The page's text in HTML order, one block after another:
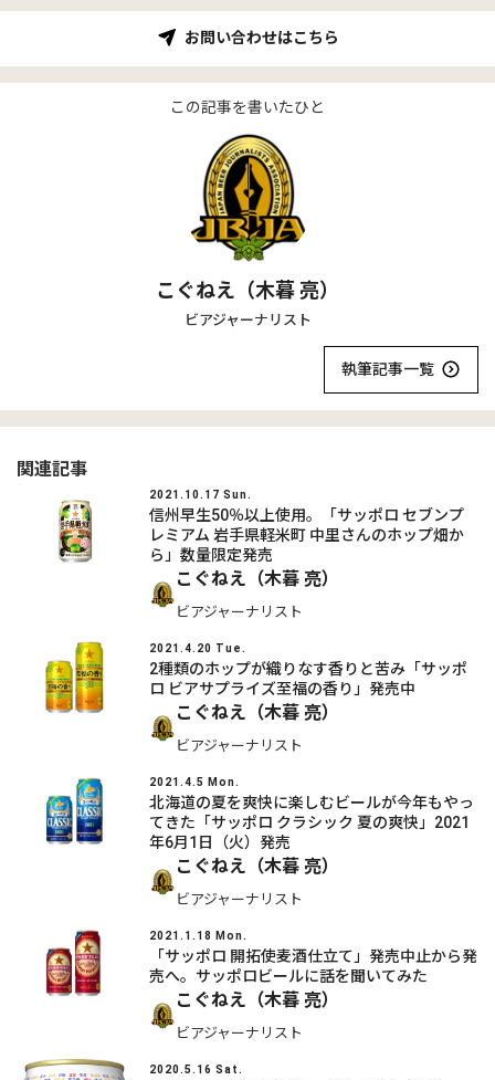
お問い合わせはこちら
この記事を書いたひと
こぐねえ（木暮 亮）
ビアジャーナリスト
執筆記事一覧
関連記事
2021.10.17 Sun.
信州早生50％以上使用。「サッポロ セブンプ
レミアム 岩手県軽米町 中里さんのホップ畑か
ら」数量限定発売
こぐねえ（木暮 亮）
ビアジャーナリスト
2021.4.20 Tue.
2種類のホップが織りなす香りと苦み「サッポ
ロ ビアサプライズ至福の香り」発売中
こぐねえ（木暮 亮）
ビアジャーナリスト
2021.4.5 Mon.
北海道の夏を爽快に楽しむビールが今年もやっ
てきた「サッポロ クラシック 夏の爽快」2021
年6月1日（火）発売
こぐねえ（木暮 亮）
ビアジャーナリスト
2021.1.18 Mon.
「サッポロ 開拓使麦酒仕立て」発売中止から発
売へ。サッポロビールに話を聞いてみた
こぐねえ（木暮 亮）
ビアジャーナリスト
2020.5.16 Sat.